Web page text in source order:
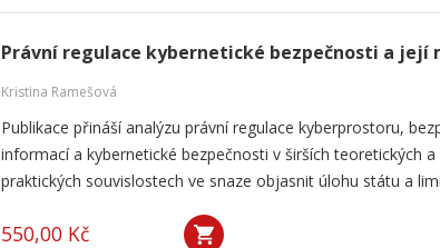
Právní regulace kybernetické bezpečnosti a její
Kristina Ramešová
Publikace přináší analýzu právní regulace kyberprostoru,
informací a kybernetické bezpečnosti v širších teoretických a
praktických souvislostech ve snaze objasnit úlohu státu a
550,00 Kč